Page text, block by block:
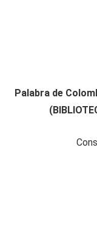
Palabra de